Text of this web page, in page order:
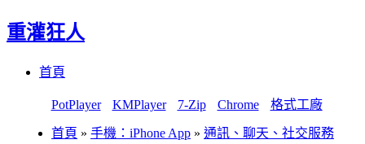
重灌狂人
首頁
PotPlayer KMPlayer 7-Zip Chrome 格式工廠
首頁 » 手機：iPhone App » 通訊、聊天、社交服務